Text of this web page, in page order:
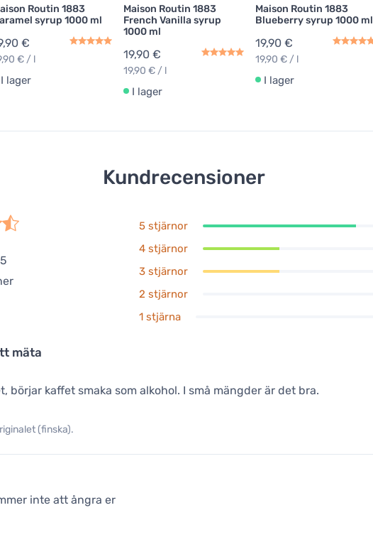
Routin 1883
syrup 1000 ml
€
€ / l
I lager
Maison Routin 1883
French Vanilla syrup
1000 ml
19,90 €
19,90 € / l
I lager
Maison Routin 1883
Blueberry syrup 1000 ml
19,90 €
19,90 € / l
I lager
Kundrecensioner
5 stjärnor
4 stjärnor
3 stjärnor
2 stjärnor
1 stjärna
mäta
börjar kaffet smaka som alkohol. I små mängder är det bra.
(finska).
inte att ångra er